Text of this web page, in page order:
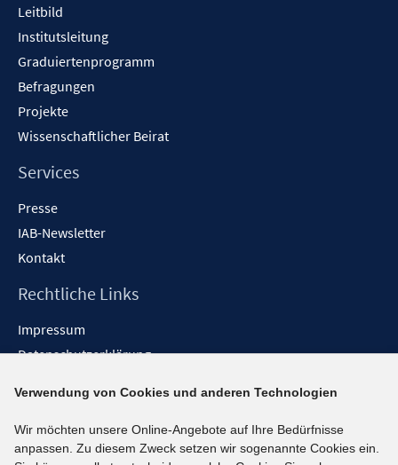
Leitbild
Institutsleitung
Graduiertenprogramm
Befragungen
Projekte
Wissenschaftlicher Beirat
Services
Presse
IAB-Newsletter
Kontakt
Rechtliche Links
Impressum
Datenschutzerklärung
Barrieren melden
Social-Media-Kanäle
Verwendung von Cookies und anderen Technologien
Wir möchten unsere Online-Angebote auf Ihre Bedürfnisse
anpassen. Zu diesem Zweck setzen wir sogenannte Cookies ein.